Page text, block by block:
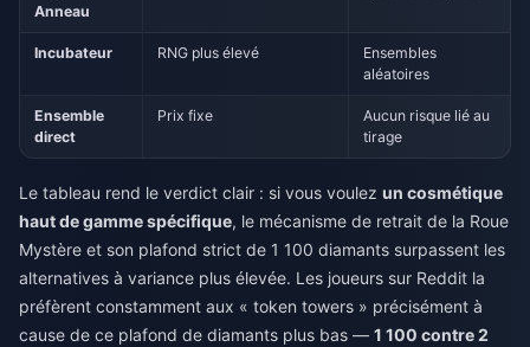
Anneau
Incubateur RNG plus élevé
Ensembles
aléatoires
Ensemble
direct
Prix fixe
Aucun risque lié au
tirage
Le tableau rend le verdict clair : si vous voulez un cosmétique
haut de gamme spécifique, le mécanisme de retrait de la Roue
Mystère et son plafond strict de 1 100 diamants surpassent les
alternatives à variance plus élevée. Les joueurs sur Reddit la
préfèrent constamment aux « token towers » précisément à
cause de ce plafond de diamants plus bas — 1 100 contre 2